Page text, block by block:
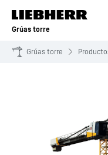
Grúas torre
Grúas torre